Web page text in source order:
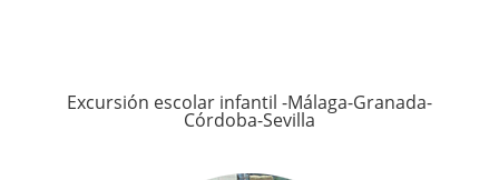
Excursión escolar infantil -Málaga-Granada-
Córdoba-Sevilla